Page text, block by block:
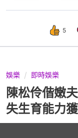
5
娛樂 即時娛樂
陳松伶偕嫩
失生育能力